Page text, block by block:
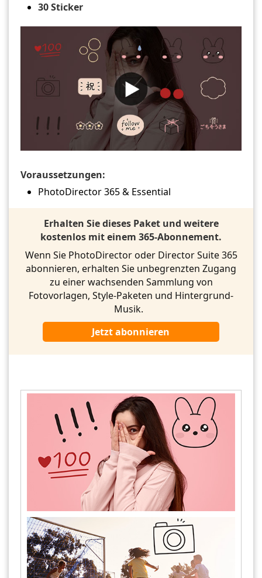
30 Sticker
Voraussetzungen:
PhotoDirector 365 & Essential
Erhalten Sie dieses Paket und weitere
kostenlos mit einem 365-Abonnement.
Wenn Sie PhotoDirector oder Director Suite 365
abonnieren, erhalten Sie unbegrenzten Zugang
zu einer wachsenden Sammlung von
Fotovorlagen, Style-Paketen und Hintergrund-
Musik.
Jetzt abonnieren